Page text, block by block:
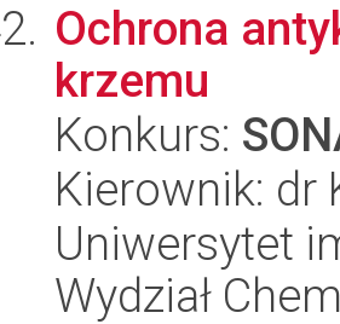
Ochrona
krzemu
Konkurs:
Kierownik: dr
Uniwersytet
Wydział